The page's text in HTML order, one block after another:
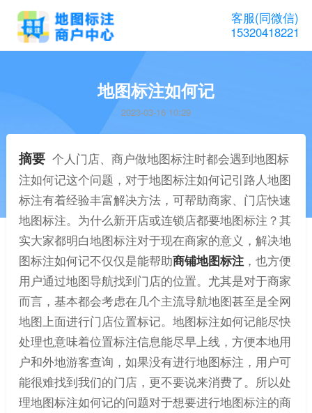
客服(同微信)
15320418221
地图标注如何记
2023-03-16 10:29
摘要 个人门店、商户做地图标注时都会遇到地图标
注如何记这个问题，对于地图标注如何记引路人地图
标注有着经验丰富解决方法，可帮助商家、门店快速
地图标注。为什么新开店或连锁店都要地图标注？其
实大家都明白地图标注对于现在商家的意义，解决地
图标注如何记不仅仅是能帮助商铺地图标注，也方便
用户通过地图导航找到门店的位置。尤其是对于商家
而言，基本都会考虑在几个主流导航地图甚至是全网
地图上面进行门店位置标记。地图标注如何记能尽快
处理也意味着位置标注信息能尽早上线，方便本地用
户和外地游客查询，如果没有进行地图标注，用户可
能很难找到我们的门店，更不要说来消费了。所以处
理地图标注如何记的问题对于想要进行地图标注的商